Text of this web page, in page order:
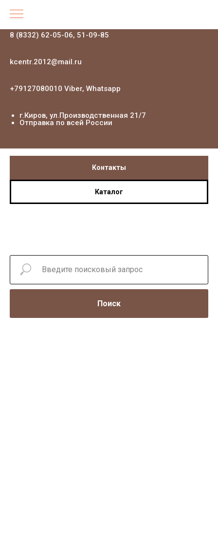
8 (8332) 62-05-06, 51-09-85
kcentr.2012@mail.ru
+79127080010 Viber, Whatsapp
г.Киров, ул.Производственная 21/7
Отправка по всей России
Контакты
Каталог
Поиск